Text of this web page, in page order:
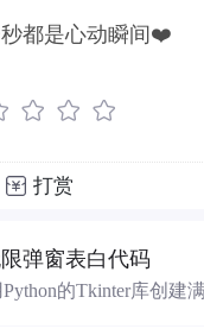
都是心动瞬间❤️
打赏
弹窗表白代码
的Tkinter库创建